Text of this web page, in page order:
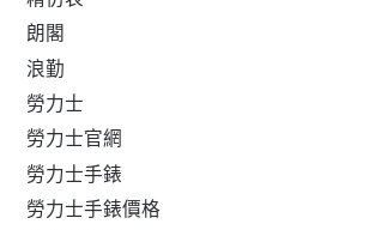
朗閣
浪勤
勞力士
勞力士官網
勞力士手錶
勞力士手錶價格